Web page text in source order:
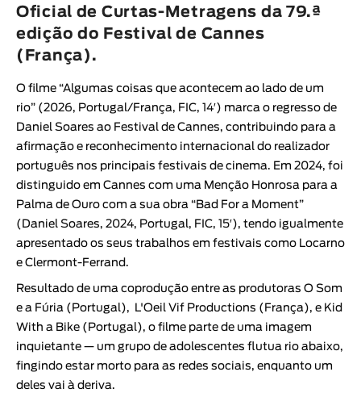
Ficção
Animação
Experimental
Documentário
Oficial de Curtas-Metragens da 79.ª
edição do Festival de Cannes
(França).
O filme “Algumas coisas que acontecem ao lado de um
rio” (2026, Portugal/França, FIC, 14′) marca o regresso de
Daniel Soares ao Festival de Cannes, contribuindo para a
afirmação e reconhecimento internacional do realizador
português nos principais festivais de cinema. Em 2024, foi
distinguido em Cannes com uma Menção Honrosa para a
Palma de Ouro com a sua obra “Bad For a Moment”
( Daniel Soares, 2024, Portugal, FIC, 15′), tendo igualmente
apresentado os seus trabalhos em festivais como Locarno
e Clermont-Ferrand.
Resultado de uma coprodução entre as produtoras O Som
e a Fúria (Portugal), L'Oeil Vif Productions (França), e Kid
With a Bike (Portugal), o filme parte de uma imagem
inquietante — um grupo de adolescentes flutua rio abaixo,
fingindo estar morto para as redes sociais, enquanto um
deles vai à deriva.